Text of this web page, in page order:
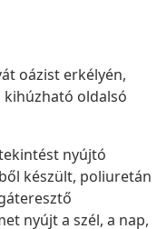
oázist erkélyén,
kihúzható oldalsó
nyújtó
készült, poliuretán
nyújt a szél, a nap,